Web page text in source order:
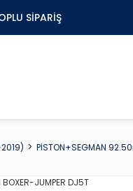
SIPARIŞ
PİSTON+SEGMAN